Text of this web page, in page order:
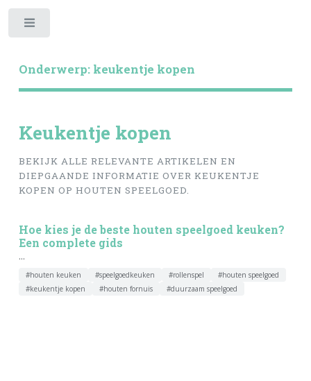
Onderwerp: keukentje kopen
Keukentje kopen
BEKIJK ALLE RELEVANTE ARTIKELEN EN
DIEPGAANDE INFORMATIE OVER KEUKENTJE
KOPEN OP HOUTEN SPEELGOED.
Hoe kies je de beste houten speelgoed keuken?
Een complete gids
...
#houten keuken #speelgoedkeuken #rollenspel
#houten speelgoed
#keukentje kopen
#houten fornuis #duurzaam speelgoed